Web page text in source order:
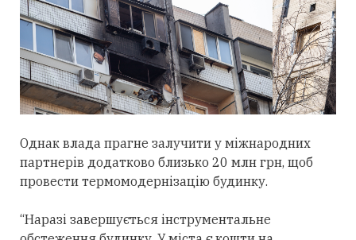
Однак влада прагне залучити у міжнародних
партнерів додатково близько 20 млн грн, щоб
провести термомодернізацію будинку.
“Наразі завершується інструментальне